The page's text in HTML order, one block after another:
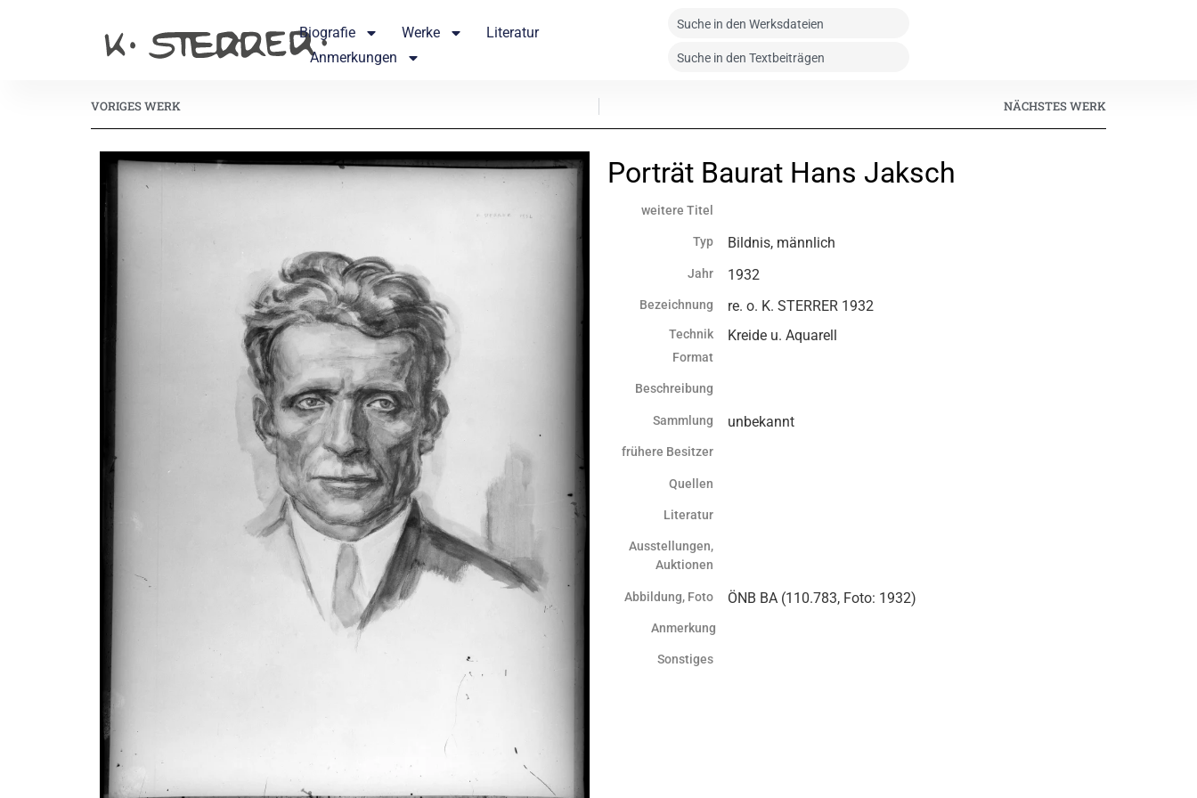
Biografie Werke
Literatur
Anmerkungen
VORIGES WERK NÄCHSTES WERK
Porträt Baurat Hans Jaksch
weitere Titel
Typ Bildnis, männlich
Jahr 1932
Bezeichnung re. o. K. STERRER 1932
Technik Kreide u. Aquarell
Format
Beschreibung
Sammlung unbekannt
frühere Besitzer
Quellen
Literatur
Ausstellungen,
Auktionen
Abbildung, Foto ÖNB BA (110.783, Foto: 1932)
Anmerkung
Sonstiges